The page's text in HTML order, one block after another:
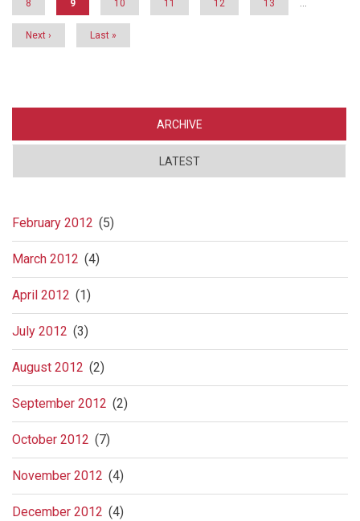
riktig
retning
Page
8
Current
page
9 Page
10 Page
11 Page
12 Page
13 …
Next
page
Next ›
Last
page
Last »
ARCHIVE
LATEST
February 2012 (5)
March 2012 (4)
April 2012 (1)
July 2012 (3)
August 2012 (2)
September 2012 (2)
October 2012 (7)
November 2012 (4)
December 2012 (4)